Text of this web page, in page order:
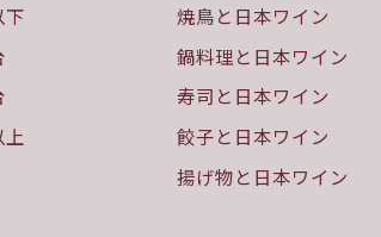
下
焼鳥と日本ワイン
鍋料理と日本ワイン
寿司と日本ワイン
餃子と日本ワイン
揚げ物と日本ワイン